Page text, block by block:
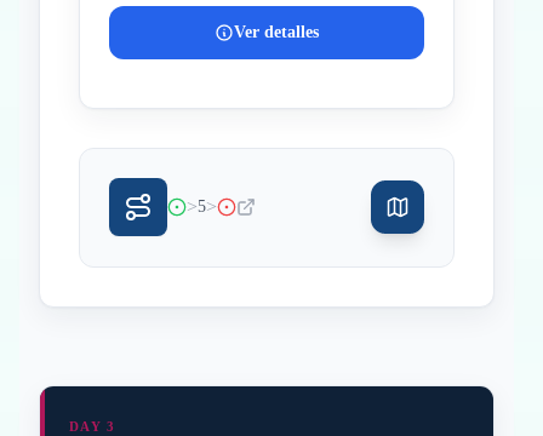
Ver detalles
>5>
DAY 3